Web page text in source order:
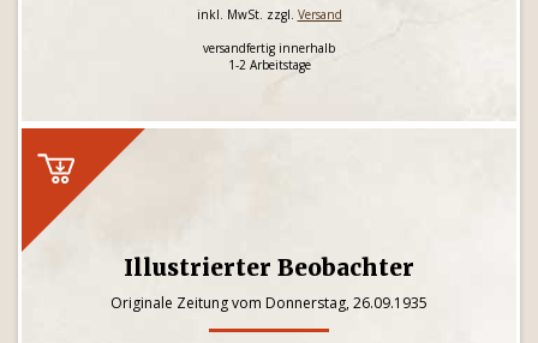
inkl. MwSt. zzgl. Versand
versandfertig innerhalb
1-2 Arbeitstage
Illustrierter Beobachter
Originale Zeitung vom Donnerstag, 26.09.1935